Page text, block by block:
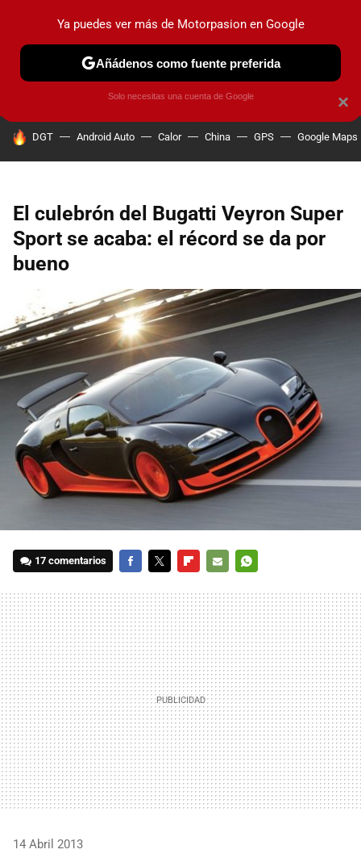
PRUEBAS COCHES ELÉCTRICOS OBSERVATORIO
HOY SE HABLA DE
DGT Android Auto Calor China GPS Google Maps
El culebrón del Bugatti Veyron Super
Sport se acaba: el récord se da por
bueno
17 comentarios
MAIL
14 Abril 2013
×
Ya puedes ver más de Motorpasion en Google
Añádenos como fuente preferida
Solo necesitas una cuenta de Google